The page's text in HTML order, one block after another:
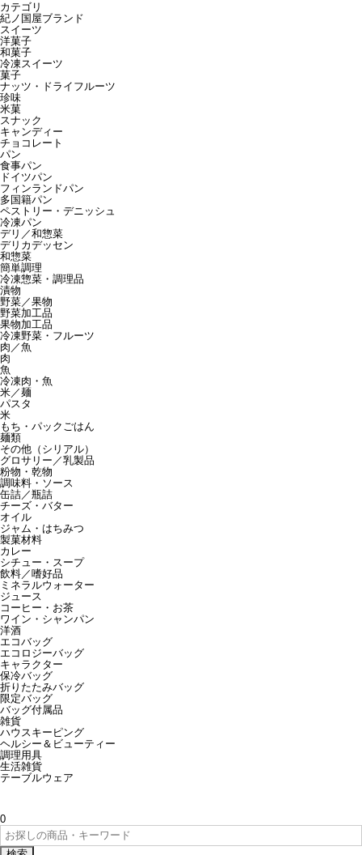
カテゴリ
紀ノ国屋ブランド
スイーツ
洋菓子
和菓子
冷凍スイーツ
菓子
ナッツ・ドライフルーツ
珍味
米菓
スナック
キャンディー
チョコレート
パン
食事パン
ドイツパン
フィンランドパン
多国籍パン
ペストリー・デニッシュ
冷凍パン
デリ／和惣菜
デリカデッセン
和惣菜
簡単調理
冷凍惣菜・調理品
漬物
野菜／果物
野菜加工品
果物加工品
冷凍野菜・フルーツ
肉／魚
肉
魚
冷凍肉・魚
米／麺
パスタ
米
もち・パックごはん
麺類
その他（シリアル）
グロサリー／乳製品
粉物・乾物
調味料・ソース
缶詰／瓶詰
チーズ・バター
オイル
ジャム・はちみつ
製菓材料
カレー
シチュー・スープ
飲料／嗜好品
ミネラルウォーター
ジュース
コーヒー・お茶
ワイン・シャンパン
洋酒
エコバッグ
エコロジーバッグ
キャラクター
保冷バッグ
折りたたみバッグ
限定バッグ
バッグ付属品
雑貨
ハウスキーピング
ヘルシー＆ビューティー
調理用具
生活雑貨
テーブルウェア
0